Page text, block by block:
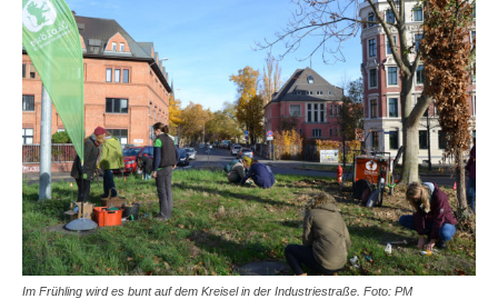
Im Frühling wird es bunt auf dem Kreisel in der Industriestraße. Foto: PM